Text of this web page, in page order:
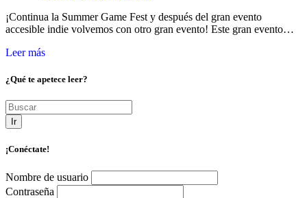
¡Continua la Summer Game Fest y después del gran evento
accesible indie volvemos con otro gran evento! Este gran evento…
Leer más
¿Qué te apetece leer?
Ir
¡Conéctate!
Nombre de usuario
Contraseña